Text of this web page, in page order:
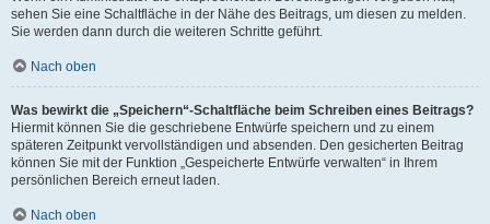
sehen Sie eine Schaltfläche in der Nähe des Beitrags, um diesen zu melden.
Sie werden dann durch die weiteren Schritte geführt.
Nach oben
Was bewirkt die „Speichern“-Schaltfläche beim Schreiben eines Beitrags?
Hiermit können Sie die geschriebene Entwürfe speichern und zu einem
späteren Zeitpunkt vervollständigen und absenden. Den gesicherten Beitrag
können Sie mit der Funktion „Gespeicherte Entwürfe verwalten“ in Ihrem
persönlichen Bereich erneut laden.
Nach oben